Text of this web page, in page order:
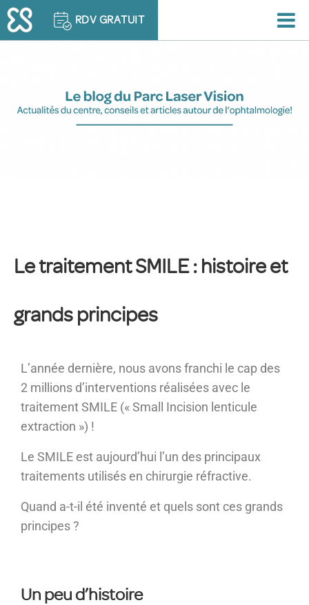
RDV GRATUIT
Le traitement SMILE : histoire et
grands principes
L’année dernière, nous avons franchi le cap des
2 millions d’interventions réalisées avec le
traitement SMILE (« Small Incision lenticule
extraction ») !
Le SMILE est aujourd’hui l’un des principaux
traitements utilisés en chirurgie réfractive.
Quand a-t-il été inventé et quels sont ces grands
principes ?
Un peu d’histoire